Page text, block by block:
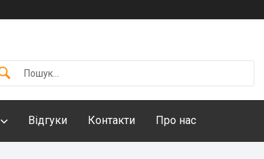
Відгуки Контакти Про нас